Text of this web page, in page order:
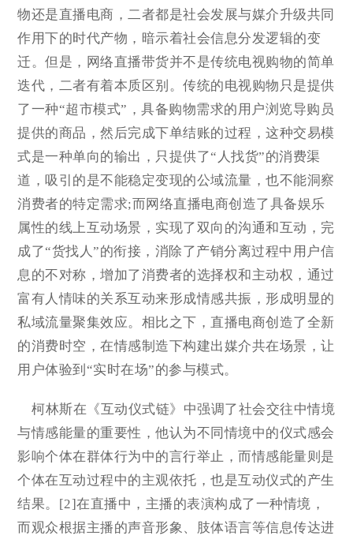
物还是直播电商，二者都是社会发展与媒介升级共同
作用下的时代产物，暗示着社会信息分发逻辑的变
迁。但是，网络直播带货并不是传统电视购物的简单
迭代，二者有着本质区别。传统的电视购物只是提供
了一种“超市模式”，具备购物需求的用户浏览导购员
提供的商品，然后完成下单结账的过程，这种交易模
式是一种单向的输出，只提供了“人找货”的消费渠
道，吸引的是不能稳定变现的公域流量，也不能洞察
消费者的特定需求;而网络直播电商创造了具备娱乐
属性的线上互动场景，实现了双向的沟通和互动，完
成了“货找人”的衔接，消除了产销分离过程中用户信
息的不对称，增加了消费者的选择权和主动权，通过
富有人情味的关系互动来形成情感共振，形成明显的
私域流量聚集效应。相比之下，直播电商创造了全新
的消费时空，在情感制造下构建出媒介共在场景，让
用户体验到“实时在场”的参与模式。
柯林斯在《互动仪式链》中强调了社会交往中情境
与情感能量的重要性，他认为不同情境中的仪式感会
影响个体在群体行为中的言行举止，而情感能量则是
个体在互动过程中的主观依托，也是互动仪式的产生
结果。[2]在直播中，主播的表演构成了一种情境，
而观众根据主播的声音形象、肢体语言等信息传达进